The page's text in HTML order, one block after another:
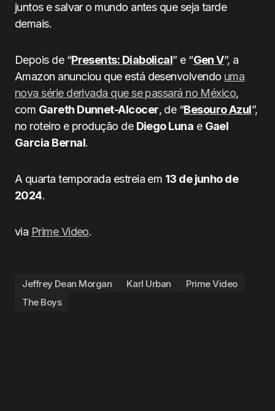
juntos e salvar o mundo antes que seja tarde
demais.
Depois de “Presents: Diabolical” e “Gen V”, a
Amazon anunciou que está desenvolvendo uma
nova série derivada que se passará no México,
com Gareth Dunnet-Alcocer, de “Besouro Azul”,
no roteiro e produção de Diego Luna e Gael
Garcia Bernal.
A quarta temporada estreia em 13 de junho de
2024.
via Prime Video.
Jeffrey Dean Morgan Karl Urban
Prime Video
The Boys